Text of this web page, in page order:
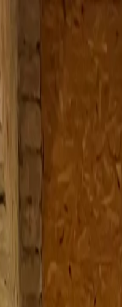
8. kerületében található.